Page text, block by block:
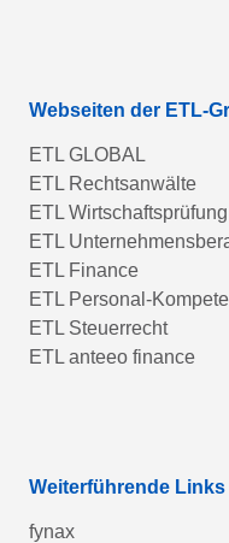
Webseiten der ETL-
ETL GLOBAL
ETL Rechtsanwälte
ETL Wirtschaftsprüfung
ETL
ETL Finance
ETL Personal-
ETL Steuerrecht
ETL anteeo finance
Weiterführende Links
fynax